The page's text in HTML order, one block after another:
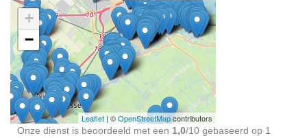
Ontdek meer ervaringen
Schoonmaakster bij
jou in de buurt
+
−
Leaflet | ©OpenStreetMapcontributors
Onze dienst is beoordeeld met een 1,0/10 gebaseerd op 1